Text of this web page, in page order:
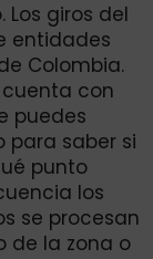
giros del
entidades
Colombia.
cuenta con
puedes
para saber si
punto
los
se procesan
de la zona o